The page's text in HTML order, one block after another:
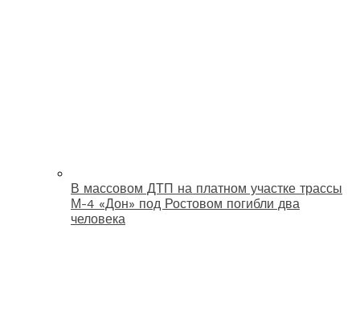
В массовом ДТП на платном участке трассы
М-4 «Дон» под Ростовом погибли два
человека